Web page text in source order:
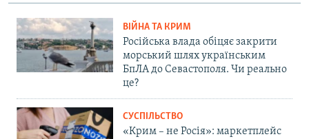
ВІЙНА ТА КРИМ
Російська влада обіцяє закрити
морський шлях українським
БпЛА до Севастополя. Чи реально
це?
СУСПІЛЬСТВО
«Крим – не Росія»: маркетплейс